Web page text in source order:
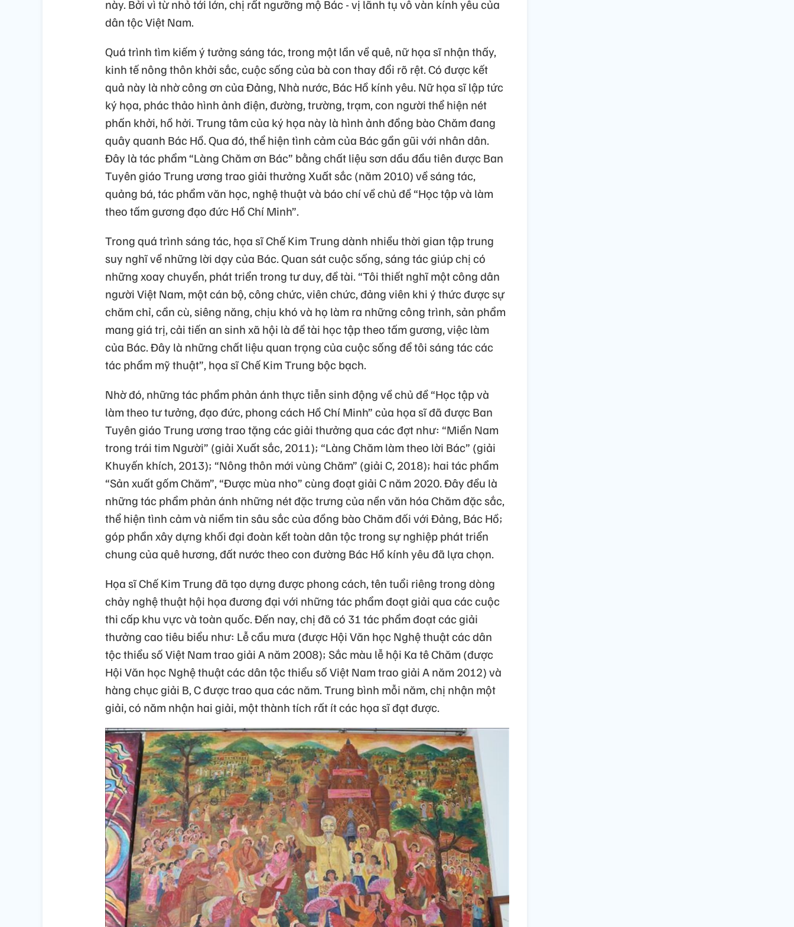
này. Bởi vì từ nhỏ tới lớn, chị rất ngưỡng mộ Bác - vị lãnh tụ vô vàn kính yêu của
dân tộc Việt Nam.
Quá trình tìm kiếm ý tưởng sáng tác, trong một lần về quê, nữ họa sĩ nhận thấy,
kinh tế nông thôn khởi sắc, cuộc sống của bà con thay đổi rõ rệt. Có được kết
quả này là nhờ công ơn của Đảng, Nhà nước, Bác Hồ kính yêu. Nữ họa sĩ lập tức
ký họa, phác thảo hình ảnh điện, đường, trường, trạm, con người thể hiện nét
phấn khởi, hồ hởi. Trung tâm của ký họa này là hình ảnh đồng bào Chăm đang
quây quanh Bác Hồ. Qua đó, thể hiện tình cảm của Bác gần gũi với nhân dân.
Đây là tác phẩm “Làng Chăm ơn Bác” bằng chất liệu sơn dầu đầu tiên được Ban
Tuyên giáo Trung ương trao giải thưởng Xuất sắc (năm 2010) về sáng tác,
quảng bá, tác phẩm văn học, nghệ thuật và báo chí về chủ đề “Học tập và làm
theo tấm gương đạo đức Hồ Chí Minh”.
Trong quá trình sáng tác, họa sĩ Chế Kim Trung dành nhiều thời gian tập trung
suy nghĩ về những lời dạy của Bác. Quan sát cuộc sống, sáng tác giúp chị có
những xoay chuyển, phát triển trong tư duy, đề tài. “Tôi thiết nghĩ một công dân
người Việt Nam, một cán bộ, công chức, viên chức, đảng viên khi ý thức được sự
chăm chỉ, cần cù, siêng năng, chịu khó và họ làm ra những công trình, sản phẩm
mang giá trị, cải tiến an sinh xã hội là đề tài học tập theo tấm gương, việc làm
của Bác. Đây là những chất liệu quan trọng của cuộc sống để tôi sáng tác các
tác phẩm mỹ thuật”, họa sĩ Chế Kim Trung bộc bạch.
Nhờ đó, những tác phẩm phản ánh thực tiễn sinh động về chủ đề “Học tập và
làm theo tư tưởng, đạo đức, phong cách Hồ Chí Minh” của họa sĩ đã được Ban
Tuyên giáo Trung ương trao tặng các giải thưởng qua các đợt như: “Miền Nam
trong trái tim Người” (giải Xuất sắc, 2011); “Làng Chăm làm theo lời Bác” (giải
Khuyến khích, 2013); “Nông thôn mới vùng Chăm” (giải C, 2018); hai tác phẩm
“Sản xuất gốm Chăm”, “Được mùa nho” cùng đoạt giải C năm 2020. Đây đều là
những tác phẩm phản ánh những nét đặc trưng của nền văn hóa Chăm đặc sắc,
thể hiện tình cảm và niềm tin sâu sắc của đồng bào Chăm đối với Đảng, Bác Hồ;
góp phần xây dựng khối đại đoàn kết toàn dân tộc trong sự nghiệp phát triển
chung của quê hương, đất nước theo con đường Bác Hồ kính yêu đã lựa chọn.
Họa sĩ Chế Kim Trung đã tạo dựng được phong cách, tên tuổi riêng trong dòng
chảy nghệ thuật hội họa đương đại với những tác phẩm đoạt giải qua các cuộc
thi cấp khu vực và toàn quốc. Đến nay, chị đã có 31 tác phẩm đoạt các giải
thưởng cao tiêu biểu như: Lễ cầu mưa (được Hội Văn học Nghệ thuật các dân
tộc thiểu số Việt Nam trao giải A năm 2008); Sắc màu lễ hội Ka tê Chăm (được
Hội Văn học Nghệ thuật các dân tộc thiểu số Việt Nam trao giải A năm 2012) và
hàng chục giải B, C được trao qua các năm. Trung bình mỗi năm, chị nhận một
giải, có năm nhận hai giải, một thành tích rất ít các họa sĩ đạt được.